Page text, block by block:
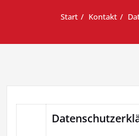
Start Kontakt